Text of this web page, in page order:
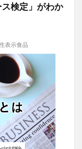
検定」がわか
表示食品